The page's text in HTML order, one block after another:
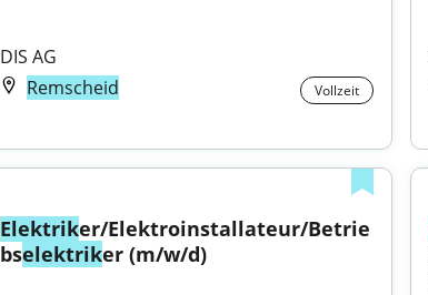
DIS AG
Remscheid
Vollzeit
Elektriker/Elektroinstallateur/Betrie
bselektriker (m/w/d)